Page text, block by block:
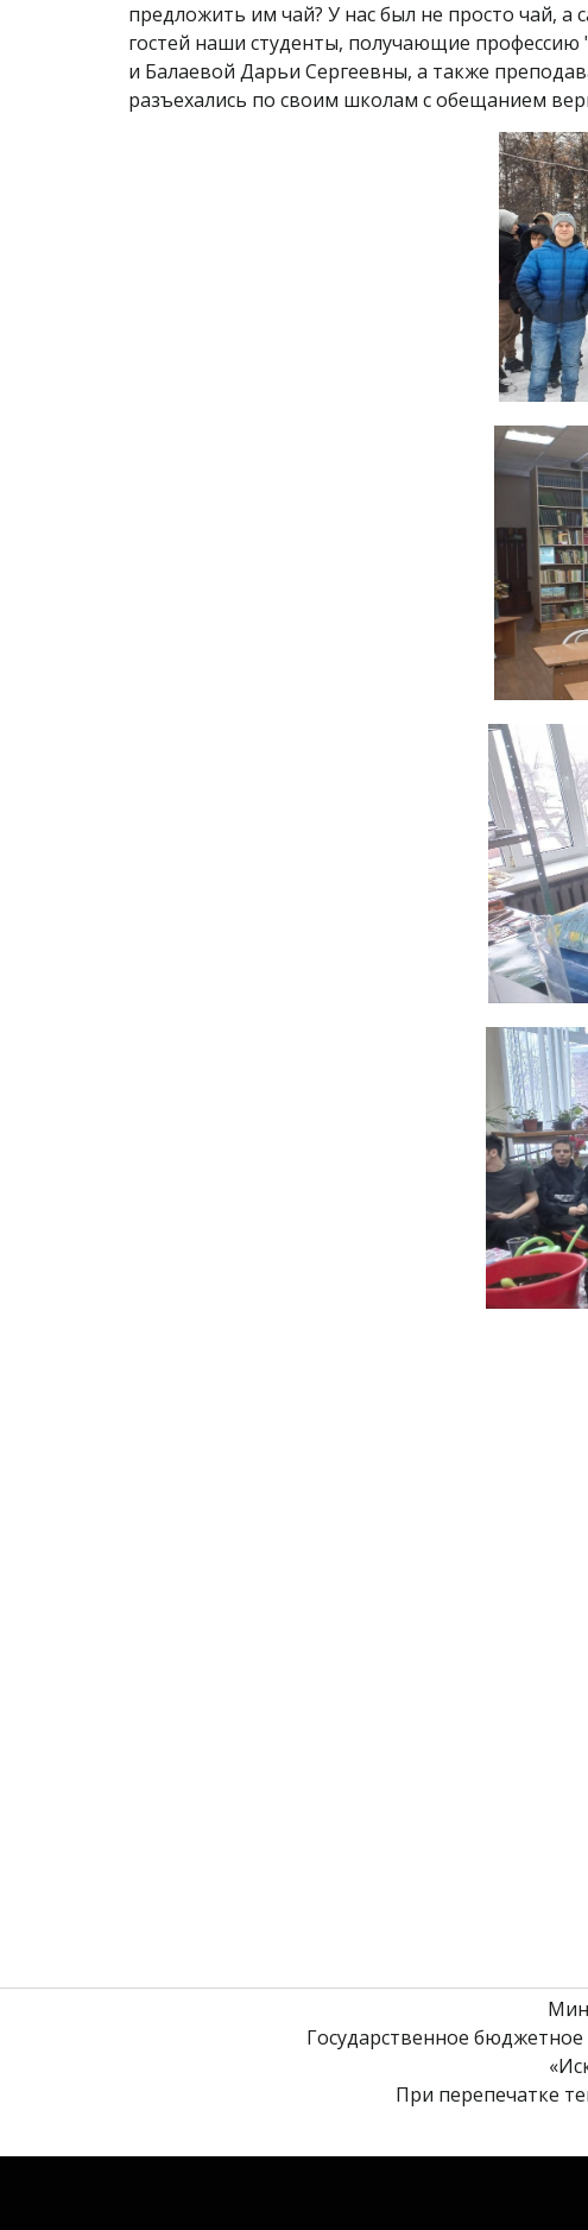
предложить им чай? У нас был не просто чай,
гостей наши студенты, получающие
и Балаевой Дарьи Сергеевны, а также
разъехались по своим школам с обещанием
Государственное
При перепечатке